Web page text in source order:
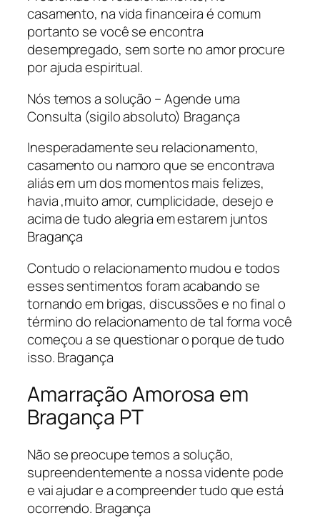
casamento, na vida financeira é comum
portanto se você se encontra
desempregado, sem sorte no amor procure
por ajuda espiritual.
Nós temos a solução – Agende uma
Consulta (sigilo absoluto) Bragança
Inesperadamente seu relacionamento,
casamento ou namoro que se encontrava
aliás em um dos momentos mais felizes,
havia ,muito amor, cumplicidade, desejo e
acima de tudo alegria em estarem juntos
Bragança
Contudo o relacionamento mudou e todos
esses sentimentos foram acabando se
tornando em brigas, discussões e no final o
término do relacionamento de tal forma você
começou a se questionar o porque de tudo
isso. Bragança
Amarração Amorosa em
Bragança PT
Não se preocupe temos a solução,
supreendentemente a nossa vidente pode
e vai ajudar e a compreender tudo que está
ocorrendo. Bragança